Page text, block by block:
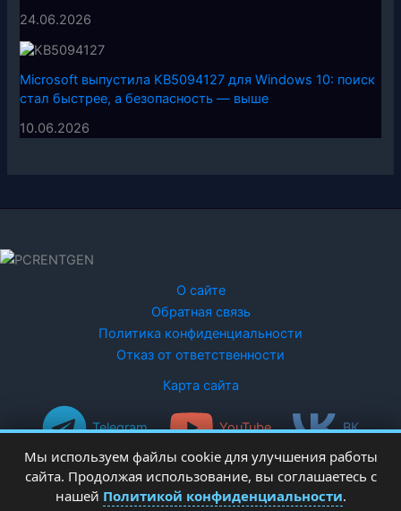
24.06.2026
Microsoft выпустила KB5094127 для Windows 10: поиск
стал быстрее, а безопасность — выше
10.06.2026
О сайте
Обратная связь
Политика конфиденциальности
Отказ от ответственности
Карта сайта
Telegram YouTube ВК
Мы используем файлы cookie для улучшения работы
сайта. Продолжая использование, вы соглашаетесь с
нашей Политикой конфиденциальности.